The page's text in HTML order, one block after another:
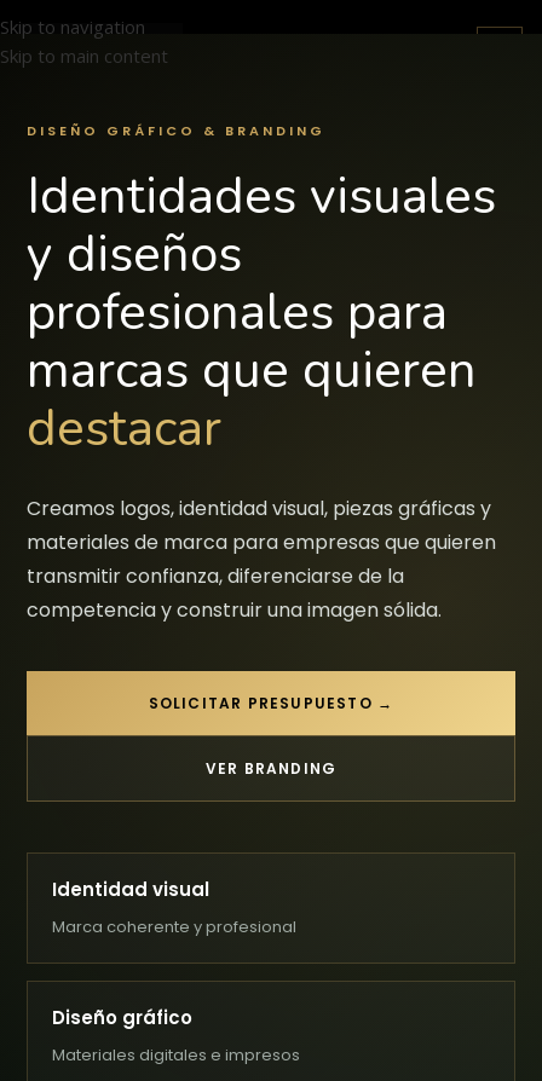
Skip to navigation
Skip to main content
DISEÑO GRÁFICO & BRANDING
Identidades visuales
y diseños
profesionales para
marcas que quieren
destacar
Creamos logos, identidad visual, piezas gráficas y
materiales de marca para empresas que quieren
transmitir confianza, diferenciarse de la
competencia y construir una imagen sólida.
SOLICITAR PRESUPUESTO →
VER BRANDING
Identidad visual
Marca coherente y profesional
Diseño gráfico
Materiales digitales e impresos